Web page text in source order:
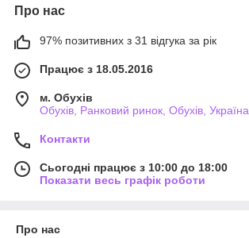
Про нас
97% позитивних з 31 відгука за рік
Працює з 18.05.2016
м. Обухів
Обухів, Ранковий ринок, Обухів, Україна
Контакти
Сьогодні працює з 10:00 до 18:00
Показати весь графік роботи
Про нас